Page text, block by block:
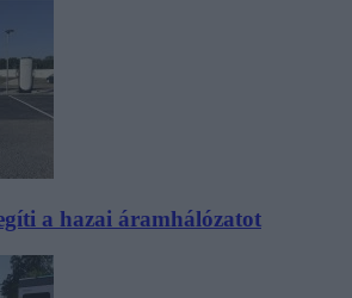
a hazai áramhálózatot